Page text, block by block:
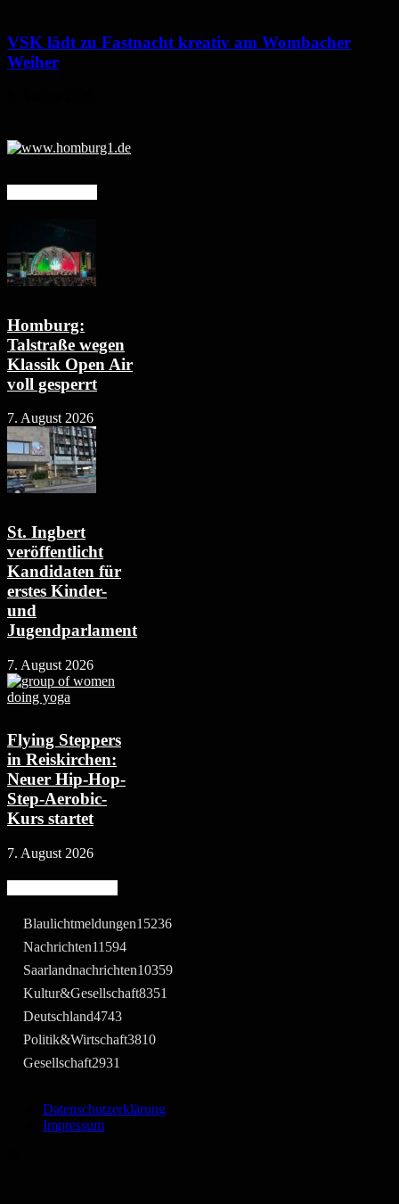
VSK lädt zu Fastnacht kreativ am Wombacher
Weiher
Homburg:
Talstraße wegen
Klassik Open Air
voll gesperrt
7. August 2026
St. Ingbert
veröffentlicht
Kandidaten für
erstes Kinder-
und
Jugendparlament
7. August 2026
Flying Steppers
in Reiskirchen:
Neuer Hip-Hop-
Step-Aerobic-
Kurs startet
7. August 2026
Blaulichtmeldungen15236
Nachrichten11594
Saarlandnachrichten10359
Kultur&Gesellschaft8351
Deutschland4743
Politik&Wirtschaft3810
Gesellschaft2931
Datenschutzerklärung
Impressum